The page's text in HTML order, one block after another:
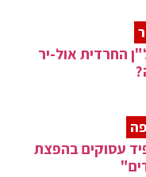
החרדית אול-יר
עסוקים בהפצת